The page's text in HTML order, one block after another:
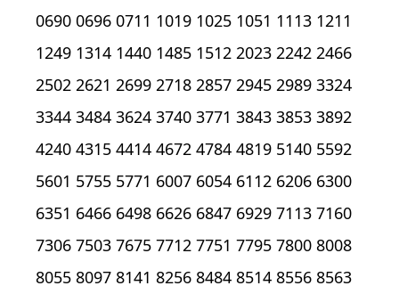
0690 0696 0711 1019 1025 1051 1113 1211
1249 1314 1440 1485 1512 2023 2242 2466
2502 2621 2699 2718 2857 2945 2989 3324
3344 3484 3624 3740 3771 3843 3853 3892
4240 4315 4414 4672 4784 4819 5140 5592
5601 5755 5771 6007 6054 6112 6206 6300
6351 6466 6498 6626 6847 6929 7113 7160
7306 7503 7675 7712 7751 7795 7800 8008
8055 8097 8141 8256 8484 8514 8556 8563